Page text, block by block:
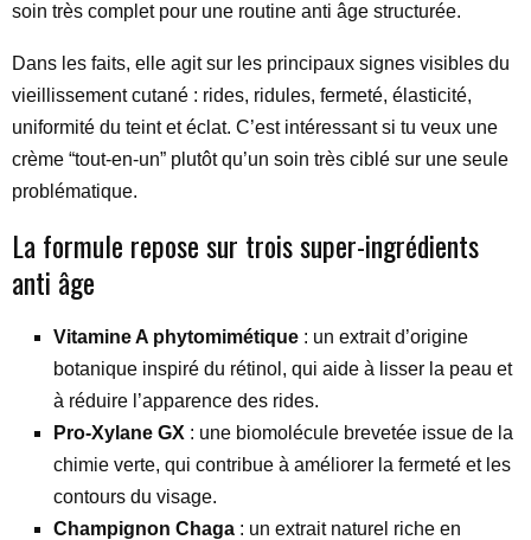
soin très complet pour une routine anti âge structurée.
Dans les faits, elle agit sur les principaux signes visibles du
vieillissement cutané : rides, ridules, fermeté, élasticité,
uniformité du teint et éclat. C’est intéressant si tu veux une
crème “tout-en-un” plutôt qu’un soin très ciblé sur une seule
problématique.
La formule repose sur trois super-ingrédients
anti âge
Vitamine A phytomimétique : un extrait d’origine
botanique inspiré du rétinol, qui aide à lisser la peau et
à réduire l’apparence des rides.
Pro-Xylane GX : une biomolécule brevetée issue de la
chimie verte, qui contribue à améliorer la fermeté et les
contours du visage.
Champignon Chaga : un extrait naturel riche en